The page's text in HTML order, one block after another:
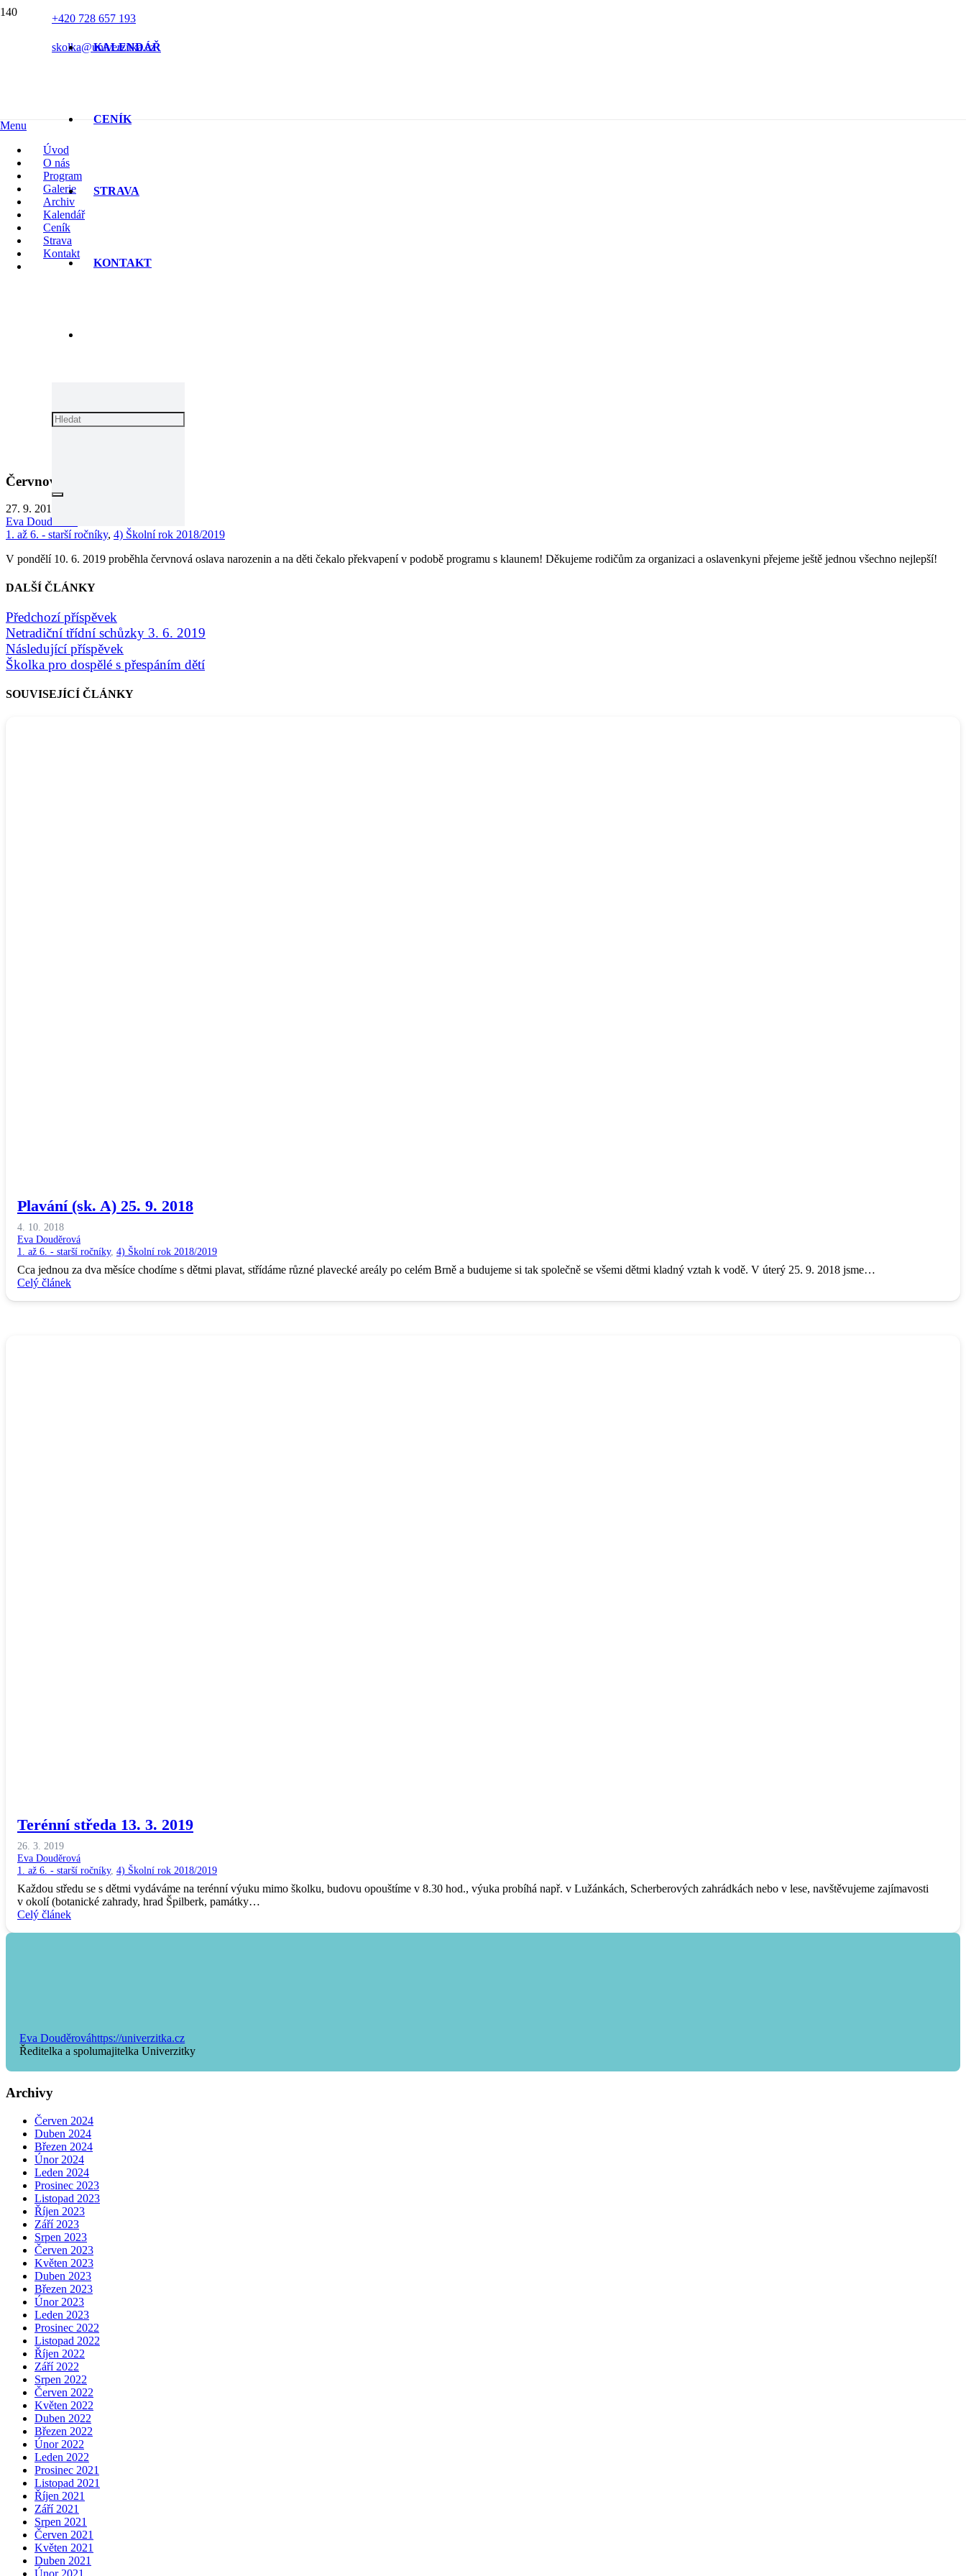
+420 728 657 193
skolka@univerzitka.cz
KALENDÁŘ
CENÍK
STRAVA
KONTAKT
Menu
Úvod
O nás
Program
Galerie
Archiv
Kalendář
Ceník
Strava
Kontakt
Červnová oslava narozenin
27. 9. 2019
Eva Douděrová
1. až 6. - starší ročníky, 4) Školní rok 2018/2019
V pondělí 10. 6. 2019 proběhla červnová oslava narozenin a na děti čekalo překvapení v podobě programu s klaunem! Děkujeme rodičům za organizaci a oslavenkyni přejeme ještě jednou všechno nejlepší!
DALŠÍ ČLÁNKY
Předchozí příspěvek
Netradiční třídní schůzky 3. 6. 2019
Následující příspěvek
Školka pro dospělé s přespáním dětí
SOUVISEJÍCÍ ČLÁNKY
Plavání (sk. A) 25. 9. 2018
4. 10. 2018
Eva Douděrová
1. až 6. - starší ročníky, 4) Školní rok 2018/2019
Cca jednou za dva měsíce chodíme s dětmi plavat, střídáme různé plavecké areály po celém Brně a budujeme si tak společně se všemi dětmi kladný vztah k vodě. V úterý 25. 9. 2018 jsme…
Celý článek
Terénní středa 13. 3. 2019
26. 3. 2019
Eva Douděrová
1. až 6. - starší ročníky, 4) Školní rok 2018/2019
Každou středu se s dětmi vydáváme na terénní výuku mimo školku, budovu opouštíme v 8.30 hod., výuka probíhá např. v Lužánkách, Scherberových zahrádkách nebo v lese, navštěvujeme zajímavosti
v okolí (botanické zahrady, hrad Špilberk, památky…
Celý článek
Eva Douděrováhttps://univerzitka.cz
Ředitelka a spolumajitelka Univerzitky
Archivy
Červen 2024
Duben 2024
Březen 2024
Únor 2024
Leden 2024
Prosinec 2023
Listopad 2023
Říjen 2023
Září 2023
Srpen 2023
Červen 2023
Květen 2023
Duben 2023
Březen 2023
Únor 2023
Leden 2023
Prosinec 2022
Listopad 2022
Říjen 2022
Září 2022
Srpen 2022
Červen 2022
Květen 2022
Duben 2022
Březen 2022
Únor 2022
Leden 2022
Prosinec 2021
Listopad 2021
Říjen 2021
Září 2021
Srpen 2021
Červen 2021
Květen 2021
Duben 2021
Únor 2021